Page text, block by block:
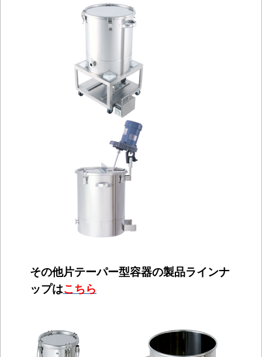
その他片テーパー型容器の製品ラインナ
ップはこちら